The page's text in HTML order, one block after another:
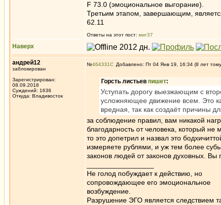
F 73.0 (эмоциональное выгорание).
Третьим этапом, завершающим,
62.11
Ответы на этот пост: миг37
Наверх
андрей12
заблокирован
Зарегистрирован:
08.09.2018
Суждений: 1636
Откуда: Владивосток
№464331 Добавлено: Пт 04 Янв 19, 16:34 (8 лет
Горсть листьев пишет:
Уступать дорогу выезжающим с
усложняющее движение всем. Это
вредная, так как создаёт причины
за соблюдение правил, вам никакой
благодарность от человека, который не
то это допетрил и назвал это
измеряете рублями, и уж тем более
законов людей от законов духовных.
Не голод побуждает к действию, но
сопровождающее его эмоциональное
возбуждение.
Разрушение ЭГО является следствием